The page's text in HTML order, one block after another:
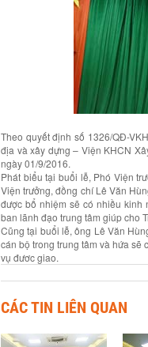
Theo quyết định số 1326/QĐ-
địa và xây dựng – Viện KHCN
ngày 01/9/2016.
Phát biểu tại buổi lễ, Phó Viện
Viện trưởng, đồng chí Lê Văn
được bổ nhiệm sẽ có nhiều kinh
ban lãnh đạo trung tâm giúp cho
Cũng tại buổi lễ, ông Lê Văn
cán bộ trong trung tâm và hứa sẽ
vụ đươc giao.
CÁC TIN LIÊN QUAN